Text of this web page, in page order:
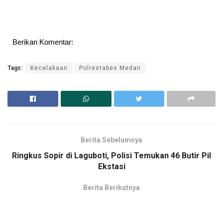
Berikan Komentar:
Tags: Kecelakaan Polrestabes Medan
Berita Sebelumnya
Ringkus Sopir di Laguboti, Polisi Temukan 46 Butir Pil
Ekstasi
Berita Berikutnya